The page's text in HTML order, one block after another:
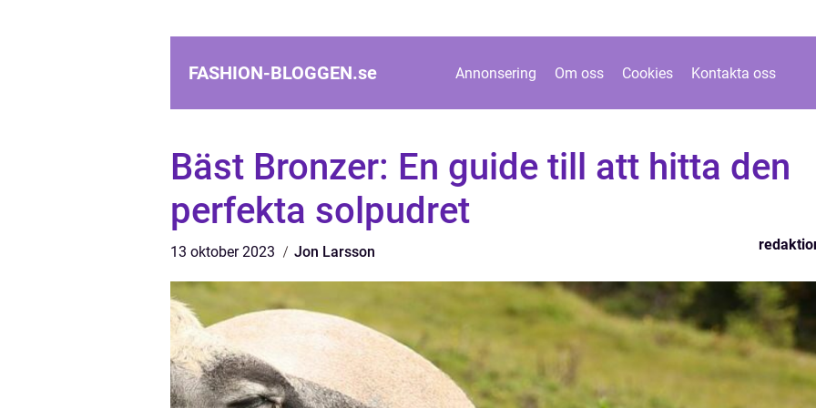
FASHION-BLOGGEN.se Annonsering Om oss Cookies Kontakta oss
Bäst Bronzer: En guide till att hitta den
perfekta solpudret
13 oktober 2023 Jon Larsson